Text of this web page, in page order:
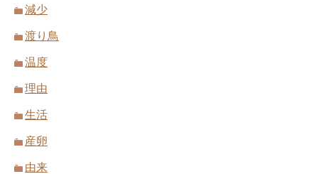
減少
渡り鳥
温度
理由
生活
産卵
由来